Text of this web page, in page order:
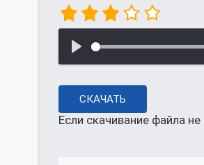
СКАЧАТЬ
Если скачивание файла